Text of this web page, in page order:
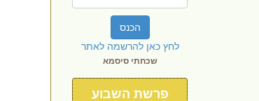
הכנס
לחץ כאן להרשמה לאתר
שכחתי סיסמא
פרשת השבוע